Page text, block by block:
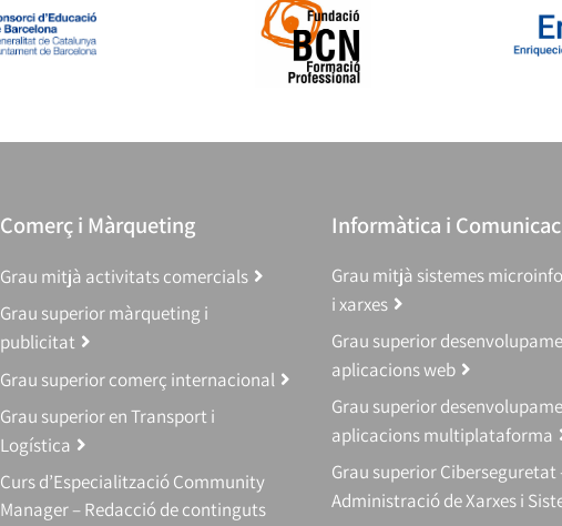
Comerç i Màrqueting
Grau mitjà activitats comercials
Grau superior màrqueting i
publicitat
Grau superior comerç internacional
Grau superior en Transport i
Logística
Curs d’Especialització Community
Manager – Redacció de continguts
Informàtica i
Grau mitjà sistemes
i xarxes
Grau superior
aplicacions web
Grau superior
aplicacions multiplataforma
Grau superior Ciberseguretat
Administració de Xarxes i